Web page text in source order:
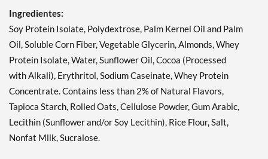
Peanut Butter Granola
SALE!
Guardar 49%
Strawberry Shortcake 4
Ingredientes:
Soy Protein Isolate, Polydextrose, Palm Kernel Oil and Palm
Oil, Soluble Corn Fiber, Vegetable Glycerin, Almonds, Whey
Protein Isolate, Water, Sunflower Oil, Cocoa (Processed
with Alkali), Erythritol, Sodium Caseinate, Whey Protein
Concentrate. Contains less than 2% of Natural Flavors,
Tapioca Starch, Rolled Oats, Cellulose Powder, Gum Arabic,
Lecithin (Sunflower and/or Soy Lecithin), Rice Flour, Salt,
Nonfat Milk, Sucralose.